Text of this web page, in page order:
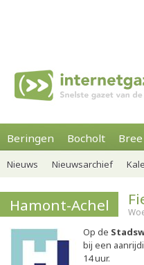
Beringen Bocholt Bree
Nieuws Nieuwsarchief
Hamont-Achel
Op de
bij een
14 uur.